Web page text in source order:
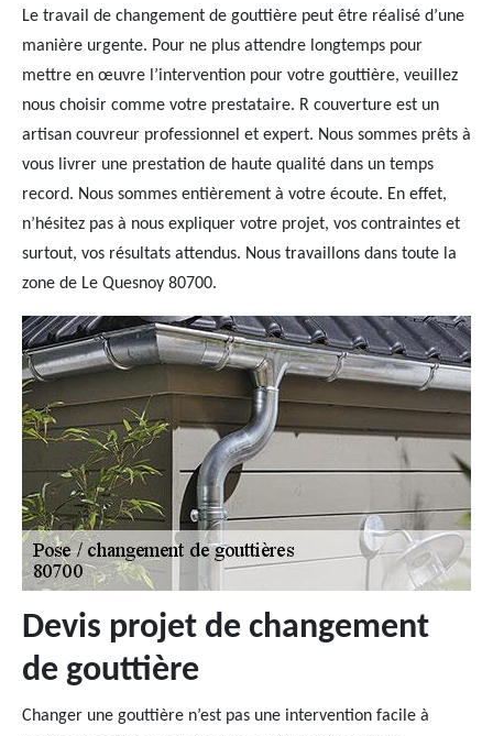
Le travail de changement de gouttière peut être réalisé d’une
manière urgente. Pour ne plus attendre longtemps pour
mettre en œuvre l’intervention pour votre gouttière, veuillez
nous choisir comme votre prestataire. R couverture est un
artisan couvreur professionnel et expert. Nous sommes prêts à
vous livrer une prestation de haute qualité dans un temps
record. Nous sommes entièrement à votre écoute. En effet,
n’hésitez pas à nous expliquer votre projet, vos contraintes et
surtout, vos résultats attendus. Nous travaillons dans toute la
zone de Le Quesnoy 80700.
Devis projet de changement
de gouttière
Changer une gouttière n’est pas une intervention facile à